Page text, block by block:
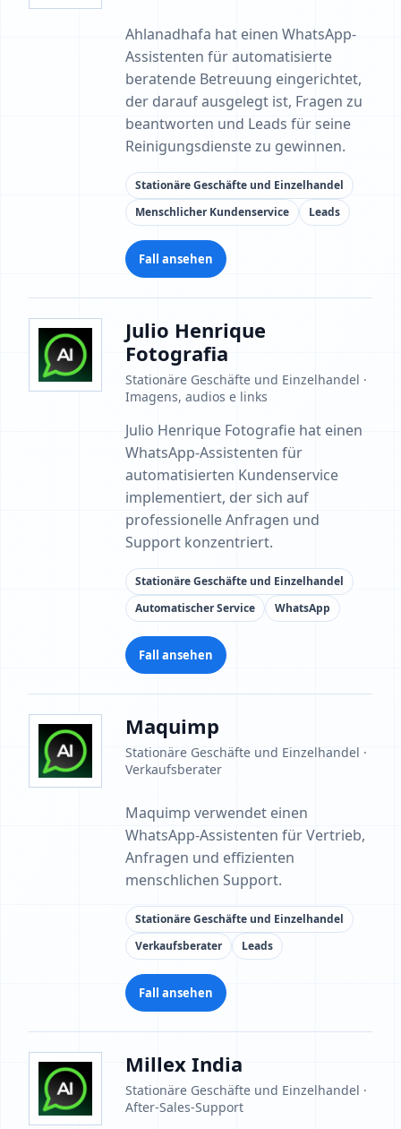
Ahlanadhafa hat einen WhatsApp-
Assistenten für automatisierte
beratende Betreuung eingerichtet,
der darauf ausgelegt ist, Fragen zu
beantworten und Leads für seine
Reinigungsdienste zu gewinnen.
Stationäre Geschäfte und Einzelhandel
Menschlicher Kundenservice
Leads
Fall ansehen
Julio Henrique
Fotografia
Stationäre Geschäfte und Einzelhandel ·
Imagens, audios e links
Julio Henrique Fotografie hat einen
WhatsApp-Assistenten für
automatisierten Kundenservice
implementiert, der sich auf
professionelle Anfragen und
Support konzentriert.
Stationäre Geschäfte und Einzelhandel
Automatischer Service
WhatsApp
Fall ansehen
Maquimp
Stationäre Geschäfte und Einzelhandel ·
Verkaufsberater
Maquimp verwendet einen
WhatsApp-Assistenten für Vertrieb,
Anfragen und effizienten
menschlichen Support.
Stationäre Geschäfte und Einzelhandel
Verkaufsberater
Leads
Fall ansehen
Millex India
Stationäre Geschäfte und Einzelhandel ·
After-Sales-Support